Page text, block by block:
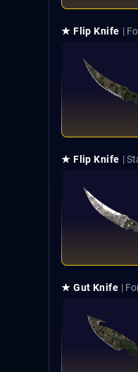
★ Flip Knife |
★ Flip Knife |
★ Gut Knife |